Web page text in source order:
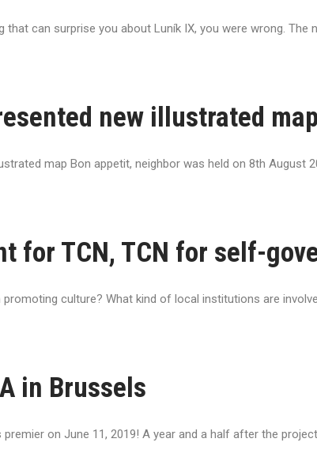
that can surprise you about Luník IX, you were wrong. The
new illustrated
map Bon appetit, neighbor was held on 8th August
for TCN, TCN for self-
culture? What kind of local institutions are
in Brussels
premier on June 11, 2019! A year and a half after the